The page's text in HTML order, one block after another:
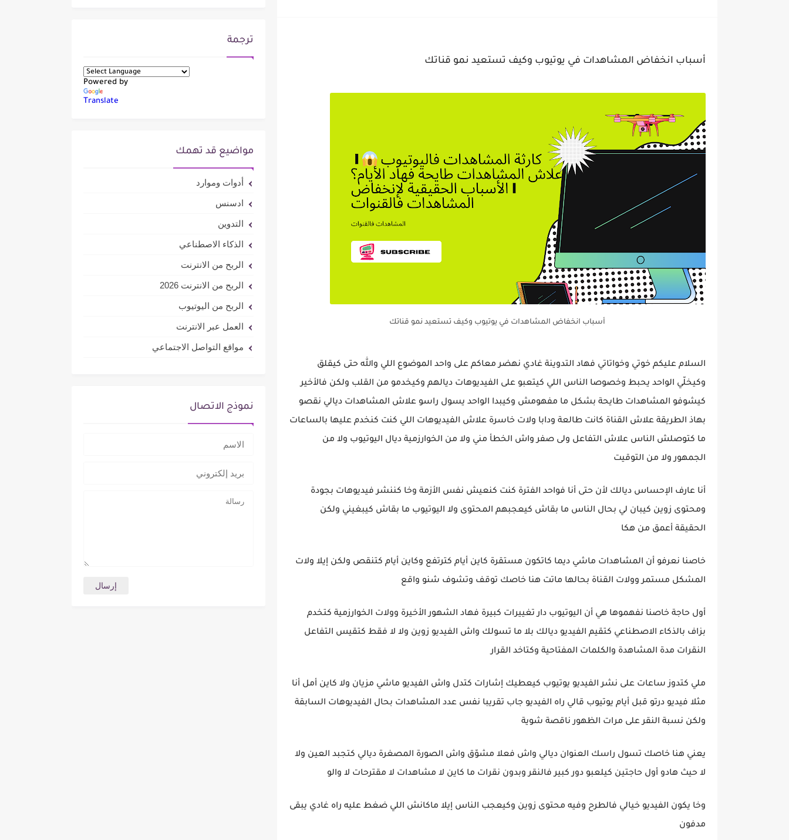
أسباب انخفاض المشاهدات في يوتيوب وكيف تستعيد نمو قناتك
أسباب انخفاض المشاهدات في يوتيوب وكيف تستعيد نمو قناتك
السلام عليكم خوتي وخواتاتي فهاد التدوينة غادي نهضر معاكم على واحد الموضوع اللي والله حتى كيقلق
وكيخلّي الواحد يحبط وخصوصا الناس اللي كيتعبو على الفيديوهات ديالهم وكيخدمو من القلب ولكن فالأخير
كيشوفو المشاهدات طايحة بشكل ما مفهومش وكيبدا الواحد يسول راسو علاش المشاهدات ديالي نقصو
بهاذ الطريقة علاش القناة كانت طالعة ودابا ولات خاسرة علاش الفيديوهات اللي كنت كنخدم عليها بالساعات
ما كتوصلش الناس علاش التفاعل ولى صفر واش الخطأ مني ولا من الخوارزمية ديال اليوتيوب ولا من
الجمهور ولا من التوقيت
أنا عارف الإحساس ديالك لأن حتى أنا فواحد الفترة كنت كنعيش نفس الأزمة وخا كننشر فيديوهات بجودة
ومحتوى زوين كيبان لي بحال الناس ما بقاش كيعجبهم المحتوى ولا اليوتيوب ما بقاش كيبغيني ولكن
الحقيقة أعمق من هكا
خاصنا نعرفو أن المشاهدات ماشي ديما كاتكون مستقرة كاين أيام كترتفع وكاين أيام كتنقص ولكن إيلا ولات
المشكل مستمر وولات القناة بحالها ماتت هنا خاصك توقف وتشوف شنو واقع
أول حاجة خاصنا نفهموها هي أن اليوتيوب دار تغييرات كبيرة فهاد الشهور الأخيرة وولات الخوارزمية كتخدم
بزاف بالذكاء الاصطناعي كتقيم الفيديو ديالك بلا ما تسولك واش الفيديو زوين ولا لا فقط كتقيس التفاعل
النقرات مدة المشاهدة والكلمات المفتاحية وكتاخد القرار
ملي كتدوز ساعات على نشر الفيديو يوتيوب كيعطيك إشارات كتدل واش الفيديو ماشي مزيان ولا كاين أمل أنا
مثلا فيديو درتو قبل أيام يوتيوب قالي راه الفيديو جاب تقريبا نفس عدد المشاهدات بحال الفيديوهات السابقة
ولكن نسبة النقر على مرات الظهور ناقصة شوية
يعني هنا خاصك تسول راسك العنوان ديالي واش فعلا مشوّق واش الصورة المصغرة ديالي كتجبد العين ولا
لا حيث هادو أول حاجتين كيلعبو دور كبير فالنقر وبدون نقرات ما كاين لا مشاهدات لا مقترحات لا والو
وخا يكون الفيديو خيالي فالطرح وفيه محتوى زوين وكيعجب الناس إيلا ماكانش اللي ضغط عليه راه غادي يبقى
مدفون
ترجمة
Powered by
Translate
مواضيع قد تهمك
أدوات وموارد
ادسنس
التدوين
الذكاء الاصطناعي
الربح من الانترنت
الربح من الانترنت 2026
الربح من اليوتيوب
العمل عبر الانترنت
مواقع التواصل الاجتماعي
نموذج الاتصال